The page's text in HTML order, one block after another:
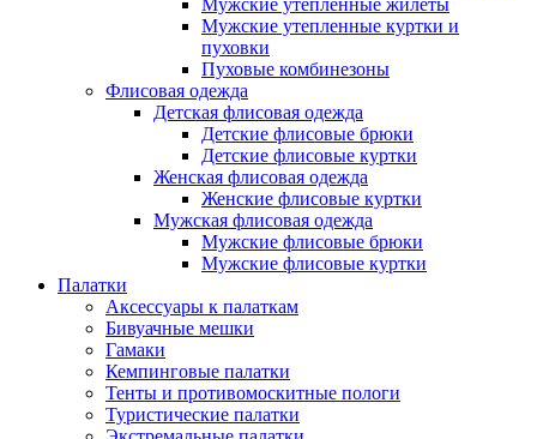
Мужские утепленные жилеты
Мужские утепленные куртки и
пуховки
Пуховые комбинезоны
Флисовая одежда
Детская флисовая одежда
Детские флисовые брюки
Детские флисовые куртки
Женская флисовая одежда
Женские флисовые куртки
Мужская флисовая одежда
Мужские флисовые брюки
Мужские флисовые куртки
Палатки
Аксессуары к палаткам
Бивуачные мешки
Гамаки
Кемпинговые палатки
Тенты и противомоскитные пологи
Туристические палатки